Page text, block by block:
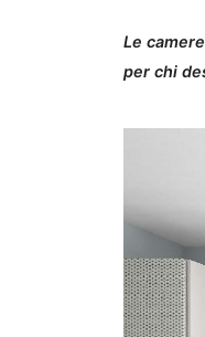
Le
per chi